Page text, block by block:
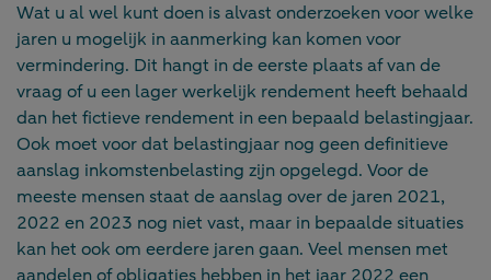
Wat u al wel kunt doen is alvast onderzoeken voor welke
jaren u mogelijk in aanmerking kan komen voor
vermindering. Dit hangt in de eerste plaats af van de
vraag of u een lager werkelijk rendement heeft behaald
dan het fictieve rendement in een bepaald belastingjaar.
Ook moet voor dat belastingjaar nog geen definitieve
aanslag inkomstenbelasting zijn opgelegd. Voor de
meeste mensen staat de aanslag over de jaren 2021,
2022 en 2023 nog niet vast, maar in bepaalde situaties
kan het ook om eerdere jaren gaan. Veel mensen met